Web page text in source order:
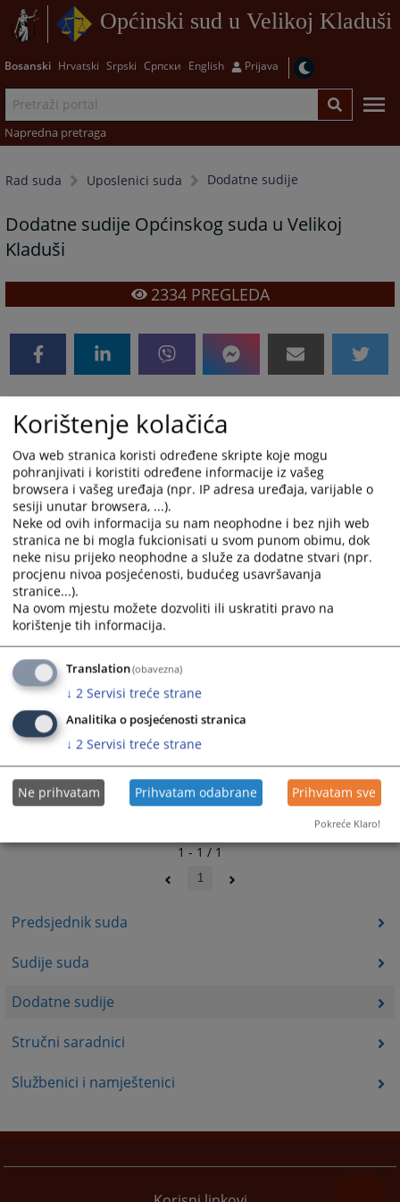
Općinski sud u Velikoj Kladuši
Bosanski Hrvatski Srpski Српски English Prijava
Napredna pretraga
Rad suda Uposlenici suda Dodatne sudije
Predsjednik suda
Sudije suda
Dodatne sudije
Stručni saradnici
Službenici i namještenici
Dodatne sudije Općinskog suda u Velikoj
Kladuši
2334PREGLEDA
1 - 1 / 1
1
Korištenje kolačića
Ova web stranica koristi određene skripte koje mogu
pohranjivati i koristiti određene informacije iz vašeg
browsera i vašeg uređaja (npr. IP adresa uređaja, varijable o
sesiji unutar browsera, ...).
Neke od ovih informacija su nam neophodne i bez njih web
stranica ne bi mogla fukcionisati u svom punom obimu, dok
neke nisu prijeko neophodne a služe za dodatne stvari (npr.
procjenu nivoa posjećenosti, budućeg usavršavanja
stranice...).
Na ovom mjestu možete dozvoliti ili uskratiti pravo na
korištenje tih informacija.
Translation(obavezna)
↓ 2 Servisi treće strane
Analitika o posjećenosti stranica
↓ 2 Servisi treće strane
Ne prihvatam Prihvatam odabrane Prihvatam sve
Pokreće Klaro!